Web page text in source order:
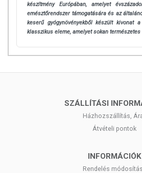
készítmény Európában, amelyet
emésztőrendszer támogatására és az
keserű gyógynövényekből készült kivonat
klasszikus eleme, amelyet sokan
SZÁLLÍTÁSI
Házhozszállítás,
Átvételi pontok
INFORMÁCIÓK
Rendelés